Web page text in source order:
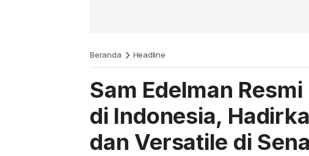
Beranda Headline
Sam Edelman
di Indonesia,
dan Versatile di